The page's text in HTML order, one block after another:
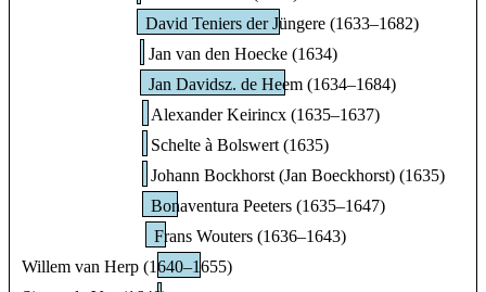
David Teniers der Jüngere (1633–1682)
Jan van den Hoecke (1634)
Jan Davidsz. de Heem (1634–1684)
Alexander Keirincx (1635–1637)
Schelte à Bolswert (1635)
Johann Bockhorst (Jan Boeckhorst) (1635)
Bonaventura Peeters (1635–1647)
Frans Wouters (1636–1643)
Willem van Herp (1640–1655)